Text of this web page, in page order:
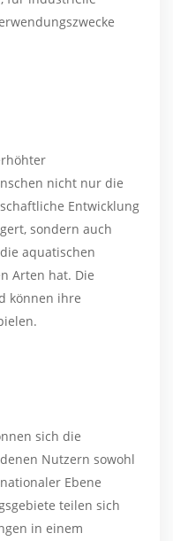
nicht nur die
Entwicklung
sondern auch
aquatischen
Arten hat. Die
können ihre
sich die
Nutzern sowohl
Ebene
teilen sich
in einem